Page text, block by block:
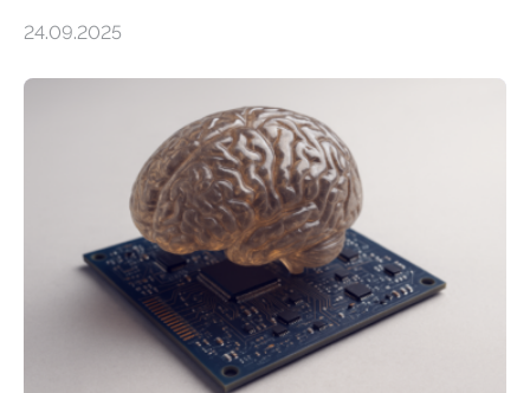
Förderung in Höhe von rund 2 Millionen Euro. Dabei
der Universität Bonn und der TH Köln gemeinsam mit
der MindPort GmbH eine neuartige, KI-gestützte
Lösung zur Erzeugung von Emotionen für realistische
Avatare. Gen-AIvatar entwickelt innovative und
kosteneffiziente Methoden, um lebensechte Avatare zu
erstellen. „Besonders wichtig ist uns eine ganzheitliche
Animation, bei der Stimme, Körperbewegung, Gestik
und Mimik im Einklang sind…
24.09.2025